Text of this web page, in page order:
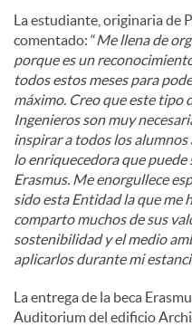
La estudiante, originaria de
comentado: “Me llena de
porque es un
todos estos meses para
máximo. Creo que este tipo
Ingenieros son muy
inspirar a todos los alumnos
lo enriquecedora que
Erasmus. Me enorgullece
sido esta Entidad la que me
comparto muchos de sus
sostenibilidad y el medio
aplicarlos durante mi
La entrega de la beca
Auditorium del edificio